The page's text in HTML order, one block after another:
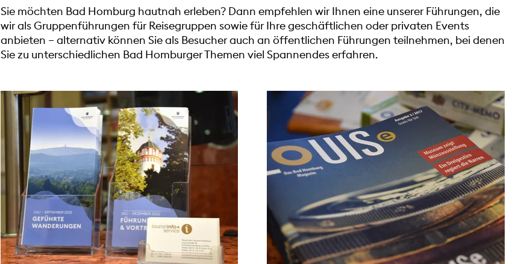
Sie möchten Bad Homburg hautnah erleben? Dann empfehlen wir Ihnen eine unserer Führungen, die
wir als Gruppenführungen für Reisegruppen sowie für Ihre geschäftlichen oder privaten Events
anbieten – alternativ können Sie als Besucher auch an öffentlichen Führungen teilnehmen, bei denen
Sie zu unterschiedlichen Bad Homburger Themen viel Spannendes erfahren.